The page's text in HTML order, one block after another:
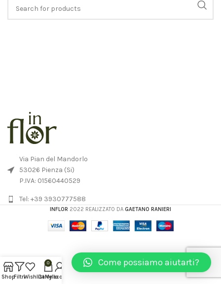
Via Pian del Mandorlo
53026 Pienza (Si)
P.IVA: 01560440529
Tel: +39 3930777588
INFLOR 2022 REALIZZATO DA GAETANO RANIERI
ShopFiltriWishlist
0
Carrello
My account
Come possiamo aiutarti?